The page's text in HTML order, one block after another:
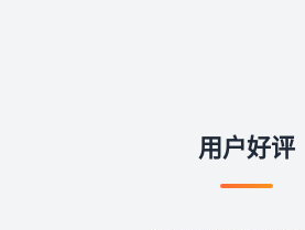
用户好评